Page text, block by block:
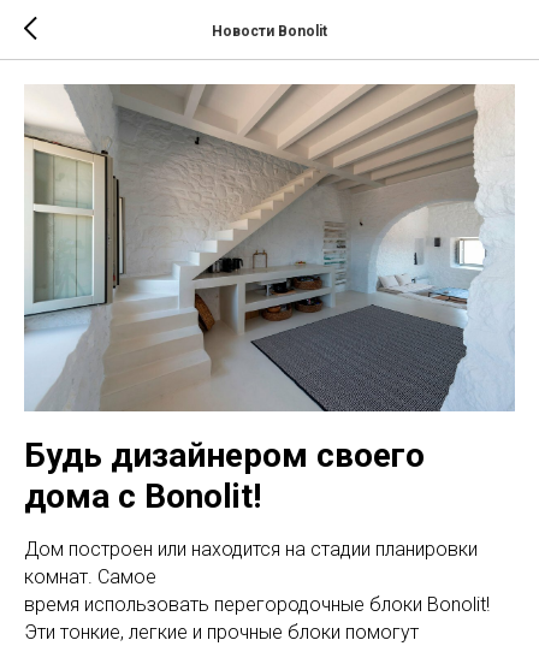
Новости Bonolit
Будь дизайнером своего
дома с Bonolit!
Дом построен или находится на стадии планировки
комнат. Самое
время использовать перегородочные блоки Bonolit!
Эти тонкие, легкие и прочные блоки помогут